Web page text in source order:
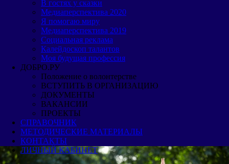
В гостях у сказки
Медиаперспектива 2020
Я помогаю миру
Медиаперспектива 2019
Cоциальная реклама
Калейдоскоп талантов
Моя будущая профессия
ДОБРО.РУ
Положение о волонтерстве
ВСТУПИТЬ В ОРГАНИЗАЦИЮ
ДОКУМЕНТЫ
ВАКАНСИИ
ПРОЕКТЫ
СПРАВОЧНИК
МЕТОДИЧЕСКИЕ МАТЕРИАЛЫ
КОНТАКТЫ
ЛИЧНЫЙ КАБИНЕТ